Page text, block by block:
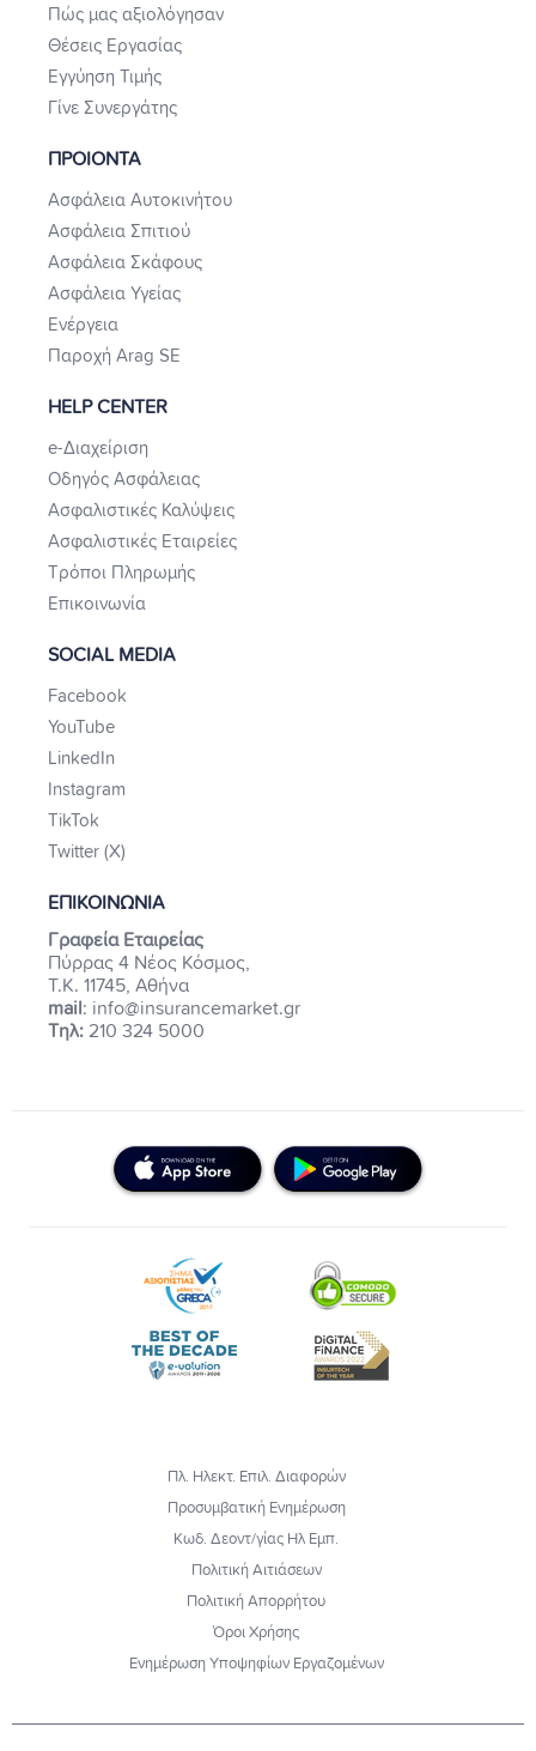
Πώς μας αξιολόγησαν
Θέσεις Εργασίας
Εγγύηση Τιμής
Γίνε Συνεργάτης
ΠΡΟΙΟΝΤΑ
Ασφάλεια Αυτοκινήτου
Ασφάλεια Σπιτιού
Ασφάλεια Σκάφους
Ασφάλεια Υγείας
Ενέργεια
Παροχή Arag SE
HELP CENTER
e-Διαχείριση
Οδηγός Ασφάλειας
Ασφαλιστικές Καλύψεις
Ασφαλιστικές Εταιρείες
Τρόποι Πληρωμής
Επικοινωνία
SOCIAL MEDIA
Facebook
YouTube
LinkedIn
Instagram
TikTok
Twitter (X)
ΕΠΙΚΟΙΝΩΝΙΑ
Γραφεία Εταιρείας
Πύρρας 4 Νέος Κόσμος,
Τ.Κ. 11745, Αθήνα
mail: info@insurancemarket.gr
Τηλ: 210 324 5000
Πλ. Ηλεκτ. Επιλ. Διαφορών
Προσυμβατική Ενημέρωση
Κωδ. Δεοντ/γίας Ηλ Εμπ.
Πολιτική Αιτιάσεων
Πολιτική Απορρήτου
Όροι Χρήσης
Ενημέρωση Υποψηφίων Εργαζομένων